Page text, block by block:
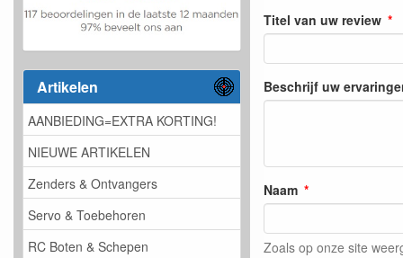
Artikelen
AANBIEDING=EXTRA KORTING!
NIEUWE ARTIKELEN
Zenders & Ontvangers
Servo & Toebehoren
RC Boten & Schepen
Titel van uw review
Beschrijf uw
Naam
Zoals op onze site